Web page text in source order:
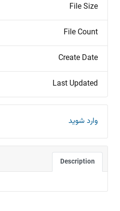
File Size
File Count
Create Date
Last Updated
وارد شوید
Description